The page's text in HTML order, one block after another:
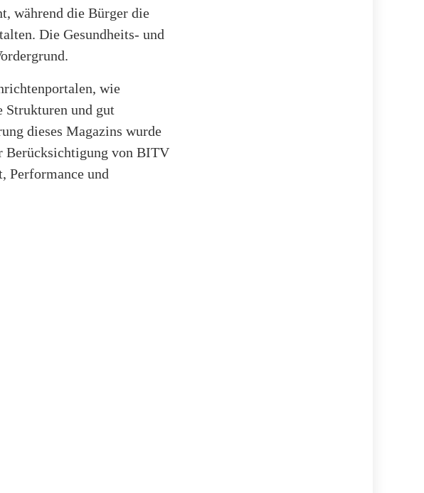
während die Bürger die
Die Gesundheits- und
wie
Strukturen und gut
dieses Magazins wurde
Berücksichtigung von BITV
Performance und